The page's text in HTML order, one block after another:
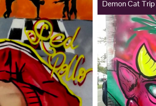
Demon Cat Trip